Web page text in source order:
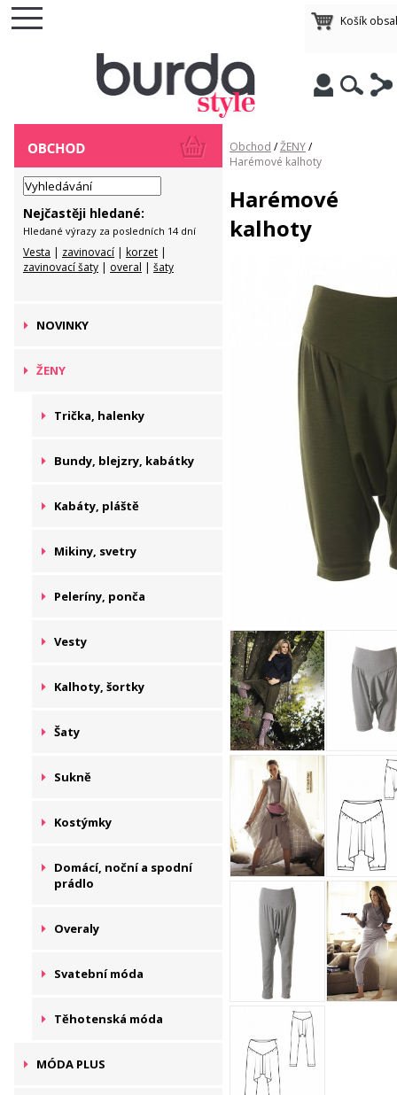
Košík
Nejčastěji hledané:
Hledané výrazy za posledních 14 dní
Vesta | zavinovací | korzet |
zavinovací šaty | overal | šaty
NOVINKY
ŽENY
Trička, halenky
Bundy, blejzry, kabátky
Kabáty, pláště
Mikiny, svetry
Peleríny, ponča
Vesty
Kalhoty, šortky
Šaty
Sukně
Kostýmky
Domácí, noční a spodní
prádlo
Overaly
Svatební móda
Těhotenská móda
MÓDA PLUS
Obchod /ŽENY/
Harémové kalhoty
Harémové
kalhoty